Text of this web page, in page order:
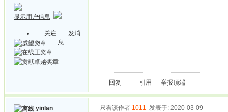
显示用户信息
关注
Ta
发消
息
回复 引用 举报顶端
yinlan 只看该作者 1011 发表于: 2020-03-09